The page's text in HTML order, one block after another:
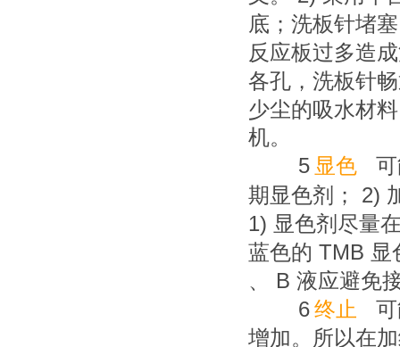
底；洗板针堵
反应板过多造
各孔，洗板针
少尘的吸水材
机。
5 显色
期显色剂；
2)
1) 显色剂尽量
蓝色的 TMB 显
、
B 液应避免
6终止
增加。所以在